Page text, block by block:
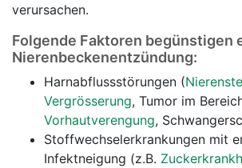
verursachen.
Folgende Faktoren begünstigen
Nierenbeckenentzündung:
Harnabflussstörungen (
Vergrösserung, Tumor im
Vorhautverengung,
Stoffwechselerkrankungen mit
Infektneigung (z.B.